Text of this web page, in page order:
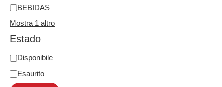
BEBIDAS
Mostra 1 altro
Estado
Disponibile
Esaurito